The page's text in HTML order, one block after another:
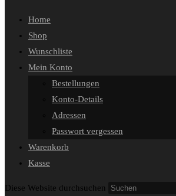
Home
Shop
Wunschliste
Mein Konto
Bestellungen
Konto-Details
Adressen
Passwort vergessen
Warenkorb
Kasse
Diese Website durchsuchen